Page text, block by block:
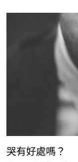
哭有好處嗎？